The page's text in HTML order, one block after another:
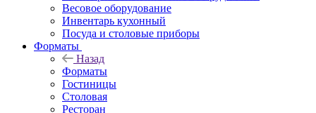
Весовое оборудование
Инвентарь кухонный
Посуда и столовые приборы
Форматы
Назад
Форматы
Гостиницы
Столовая
Ресторан